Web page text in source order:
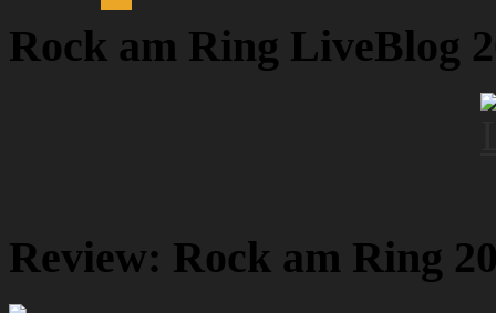
Rock am Ring LiveBlog
Review: Rock am Ring